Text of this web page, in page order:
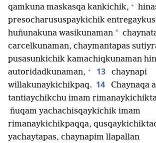
qamkuna maskasqa kankichik, +
presocharususpaykichik
huñunakuna wasikunaman *
carcelkunaman, chaymantapas
pusasunkichik kamachiqkunaman
autoridadkunaman, + 13
chaynapi
willakunaykichikpaq. 14
Chaynaqa
tantiaychikchu imam
ñuqam yachachisqaykichik imam
rimanaykichikpaqqa,
yachaytapas, chaynapim llapallan